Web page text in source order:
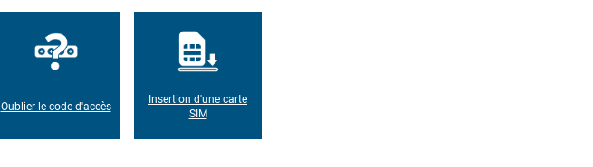
Oublier le code d'accès
Insertion d'une carte
SIM